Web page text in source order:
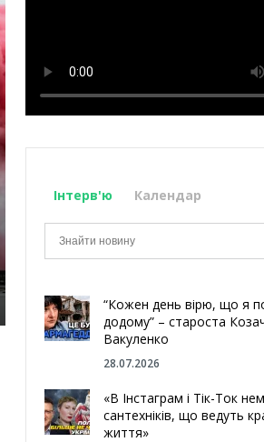
Інтерв'ю Календар
“Кожен день вірю, що я
додому” – староста
Вакуленко
28.07.2026
«В Інстаграм і Тік-Ток
сантехніків, що ведуть
життя»